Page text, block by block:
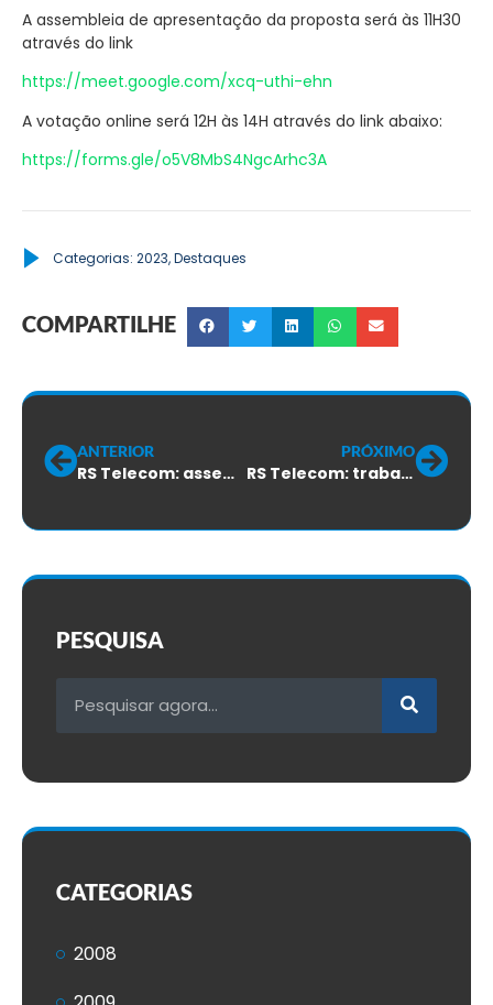
A assembleia de apresentação da proposta será às 11H30
através do link
https://meet.google.com/xcq-uthi-ehn
A votação online será 12H às 14H através do link abaixo:
https://forms.gle/o5V8MbS4NgcArhc3A
Categorias: 2023,Destaques
COMPARTILHE
ANTERIOR
RS Telecom: assembleia do ACT será nesta sexta-feira
PRÓXIMO
RS Telecom: trabalhadores aprovam ACT
PESQUISA
CATEGORIAS
2008